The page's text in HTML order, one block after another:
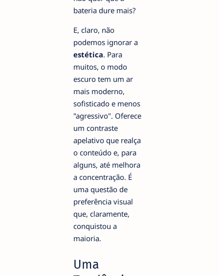
bateria dure mais?
E, claro, não
podemos ignorar a
estética. Para
muitos, o modo
escuro tem um ar
mais moderno,
sofisticado e menos
"agressivo". Oferece
um contraste
apelativo que realça
o conteúdo e, para
alguns, até melhora
a concentração. É
uma questão de
preferência visual
que, claramente,
conquistou a
maioria.
Uma